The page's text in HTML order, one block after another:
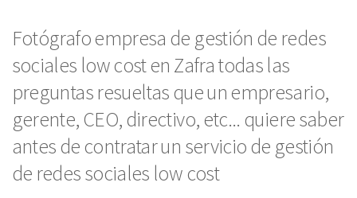
Fotógrafo empresa de gestión de redes
sociales low cost en Zafra todas las
preguntas resueltas que un empresario,
gerente, CEO, directivo, etc... quiere saber
antes de contratar un servicio de gestión
de redes sociales low cost